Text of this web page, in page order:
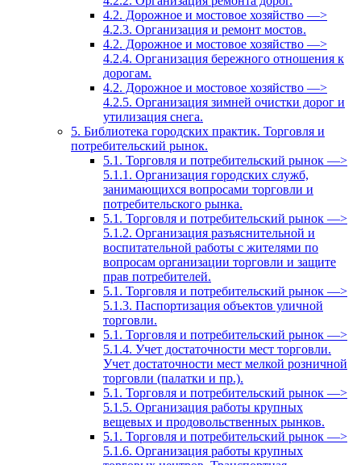
4.2. Дорожное и мостовое хозяйство —>
4.2.3. Организация и ремонт мостов.
4.2. Дорожное и мостовое хозяйство —>
4.2.4. Организация бережного отношения к
дорогам.
4.2. Дорожное и мостовое хозяйство —>
4.2.5. Организация зимней очистки дорог и
утилизация снега.
5. Библиотека городских практик. Торговля и
потребительский рынок.
5.1. Торговля и потребительский рынок —>
5.1.1. Организация городских служб,
занимающихся вопросами торговли и
потребительского рынка.
5.1. Торговля и потребительский рынок —>
5.1.2. Организация разъяснительной и
воспитательной работы с жителями по
вопросам организации торговли и защите
прав потребителей.
5.1. Торговля и потребительский рынок —>
5.1.3. Паспортизация объектов уличной
торговли.
5.1. Торговля и потребительский рынок —>
5.1.4. Учет достаточности мест торговли.
Учет достаточности мест мелкой розничной
торговли (палатки и пр.).
5.1. Торговля и потребительский рынок —>
5.1.5. Организация работы крупных
вещевых и продовольственных рынков.
5.1. Торговля и потребительский рынок —>
5.1.6. Организация работы крупных